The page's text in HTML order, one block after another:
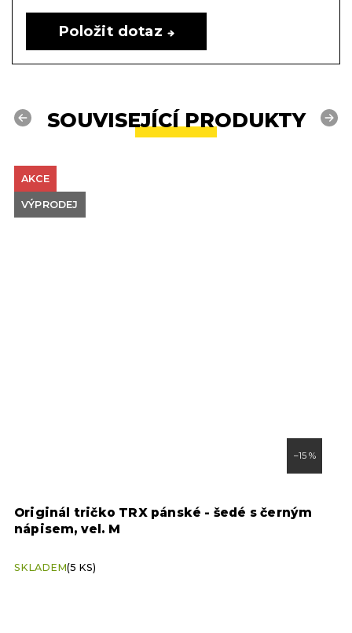
Položit dotaz
SOUVISEJÍCÍ PRODUKTY
Previous
AKCE
VÝPRODEJ
–15 %
Originál tričko TRX pánské - šedé s černým
nápisem, vel. M
SKLADEM(5 KS)
Next